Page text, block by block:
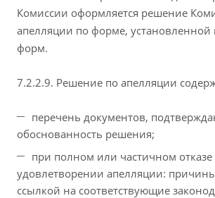
Комиссии оформляется решение
апелляции по форме,
форм.
7.2.2.9. Решение по апелляции
перечень документов,
обоснованность решения;
при полном или частичном отказе
удовлетворении апелляции: причины
ссылкой на соответствующие